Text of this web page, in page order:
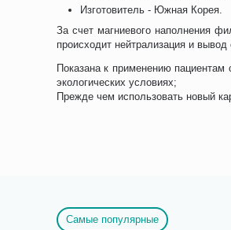
Изготовитель - Южная Корея.
За счет магниевого наполнения
происходит нейтрализация и
Показана к применению
экологических условиях;
Прежде чем использовать новый
Самые популярные